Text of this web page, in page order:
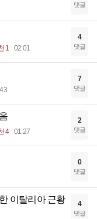
댓글
1 02:01
4
댓글
7
댓글
4 01:27
2
댓글
0
댓글
이탈리아 근황 4
댓글